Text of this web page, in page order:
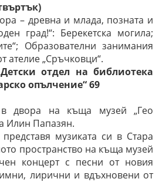
– древна и млада, позната и
град!“: Берекетска могила;
Образователни занимания
ателие „Сръчковци“.
отдел на библиотека
опълчение“ 69
в двора на къща музей „Гео
Илин Папазян.
музиката си в Стара
пространство на къща музей
концерт с песни от новия
лирични и вдъхновени от